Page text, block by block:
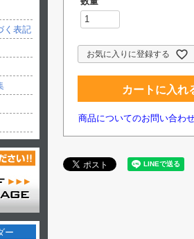
く表記
ー
お気に入りに登録する
カートに入れ
商品についてのお問い合わ